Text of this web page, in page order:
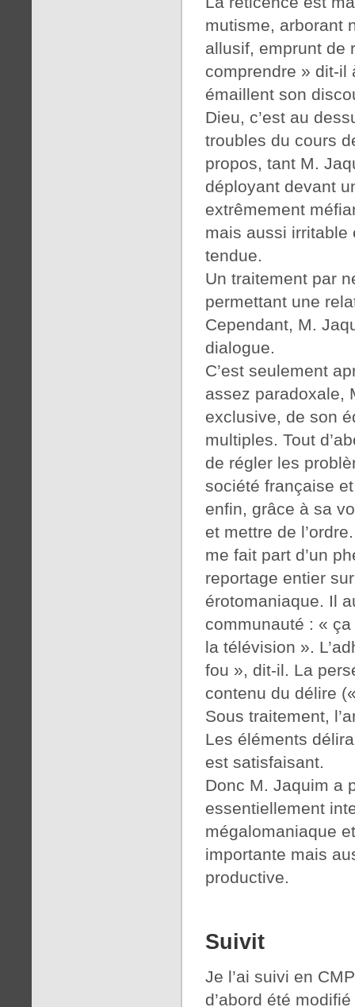
mutisme, arborant
allusif, emprunt de
comprendre » dit-il
émaillent son
Dieu, c’est au
troubles du cours
propos, tant M.
déployant devant
extrêmement
mais aussi irritable
tendue.
Un traitement par
permettant une
Cependant, M.
dialogue.
C’est seulement
assez paradoxale,
exclusive, de son
multiples. Tout
de régler les
société française
enfin, grâce à sa
et mettre de
me fait part d’un
reportage entier
érotomaniaque. Il
communauté : «
la télévision ».
fou », dit-il. La
contenu du délire
Sous traitement,
Les éléments
est satisfaisant.
Donc M. Jaquim a
essentiellement
mégalomaniaque
importante mais
productive.
Suivit
Je l’ai suivi en
d’abord été